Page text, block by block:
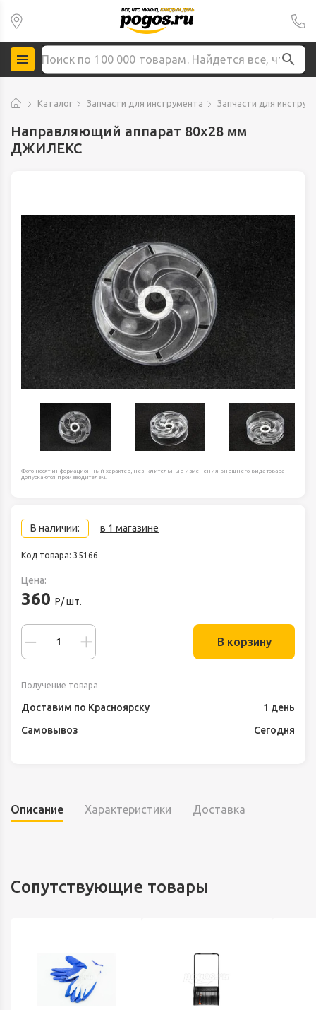
Каталог Запчасти для инструмента Запчасти для
Направляющий аппарат 80х28 мм
ДЖИЛЕКС
Фото носят информационный характер, незначительные изменения внешнего вида товара
допускаются производителем.
В наличии: в 1 магазине
Код товара: 35166
Цена:
360 Р/ шт.
В корзину
Получение товара
Доставим по Красноярску
1 день
Самовывоз
Сегодня
Описание Характеристики Доставка
Сопутствующие товары